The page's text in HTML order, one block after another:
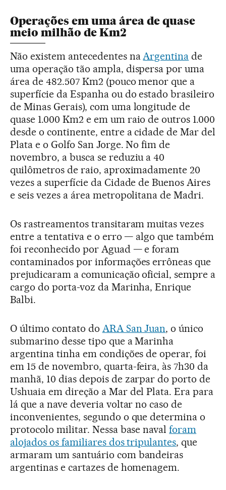
Operações em uma área de quase
meio milhão de Km2
Não existem antecedentes naArgentina de
uma operação tão ampla, dispersa por uma
área de 482.507 Km2 (pouco menor que a
superfície da Espanha ou do estado brasileiro
de Minas Gerais), com uma longitude de
quase 1.000 Km2 e em um raio de outros 1.000
desde o continente, entre a cidade de Mar del
Plata e o Golfo San Jorge. No fim de
novembro, a busca se reduziu a 40
quilômetros de raio, aproximadamente 20
vezes a superfície da Cidade de Buenos Aires
e seis vezes a área metropolitana de Madri.
Os rastreamentos transitaram muitas vezes
entre a tentativa e o erro — algo que também
foi reconhecido por Aguad — e foram
contaminados por informações errôneas que
prejudicaram a comunicação oficial, sempre a
cargo do porta-voz da Marinha, Enrique
Balbi.
O último contato do ARA San Juan, o único
submarino desse tipo que a Marinha
argentina tinha em condições de operar, foi
em 15 de novembro, quarta-feira, às 7h30 da
manhã, 10 dias depois de zarpar do porto de
Ushuaia em direção a Mar del Plata. Era para
lá que a nave deveria voltar no caso de
inconvenientes, segundo o que determina o
protocolo militar. Nessa base navalforam
alojados os familiares dos tripulantes, que
armaram um santuário com bandeiras
argentinas e cartazes de homenagem.